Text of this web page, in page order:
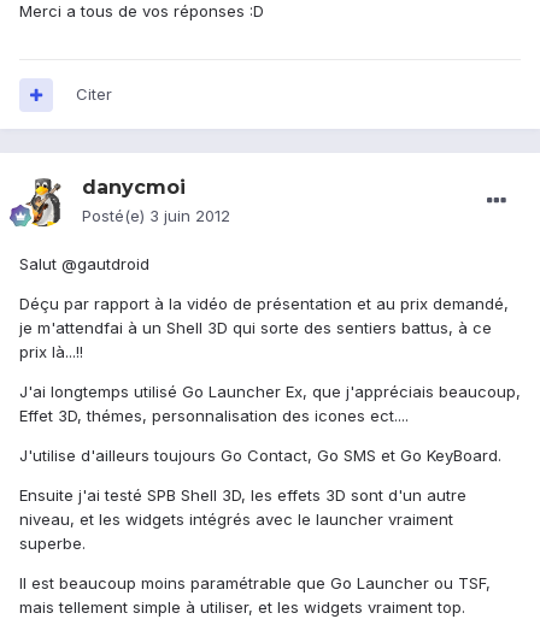
Merci a tous de vos réponses :D
Citer
danycmoi
Posté(e) 3 juin 2012
Salut @gautdroid
Déçu par rapport à la vidéo de présentation et au prix demandé,
je m'attendfai à un Shell 3D qui sorte des sentiers battus, à ce
prix là...!!
J'ai longtemps utilisé Go Launcher Ex, que j'appréciais beaucoup,
Effet 3D, thémes, personnalisation des icones ect....
J'utilise d'ailleurs toujours Go Contact, Go SMS et Go KeyBoard.
Ensuite j'ai testé SPB Shell 3D, les effets 3D sont d'un autre
niveau, et les widgets intégrés avec le launcher vraiment
superbe.
Il est beaucoup moins paramétrable que Go Launcher ou TSF,
mais tellement simple à utiliser, et les widgets vraiment top.